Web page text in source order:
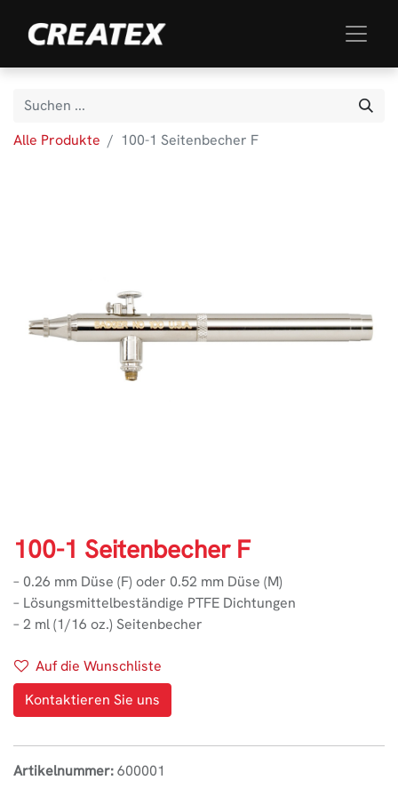
Alle Produkte 100-1 Seitenbecher F
100-1 Seitenbecher F
– 0.26 mm Düse (F) oder 0.52 mm Düse (M)
– Lösungsmittelbeständige PTFE Dichtungen
– 2 ml (1/16 oz.) Seitenbecher
Auf die Wunschliste
Kontaktieren Sie uns
Artikelnummer:600001